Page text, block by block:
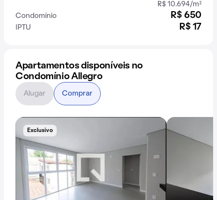
R$ 10.694/m²
Condomínio
R$ 650
IPTU R$ 17
Apartamentos disponíveis no
Condomínio Allegro
Exclusivo
Alugar Comprar